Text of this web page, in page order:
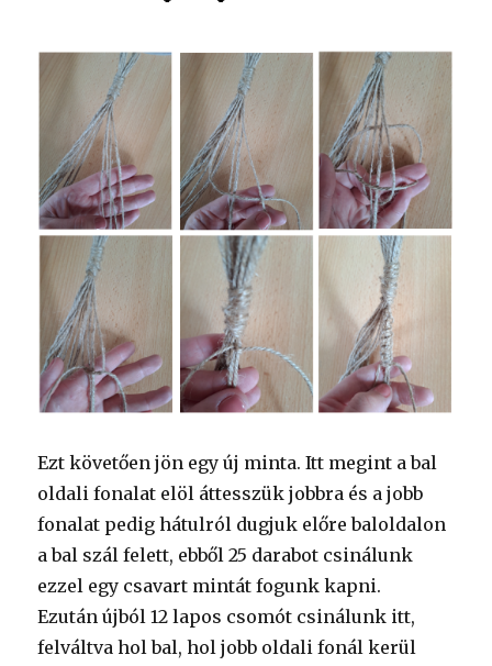
Ezt követően jön egy új minta. Itt megint a bal
oldali fonalat elöl áttesszük jobbra és a jobb
fonalat pedig hátulról dugjuk előre baloldalon
a bal szál felett, ebből 25 darabot csinálunk
ezzel egy csavart mintát fogunk kapni.
Ezután újból 12 lapos csomót csinálunk itt,
felváltva hol bal, hol jobb oldali fonál kerül